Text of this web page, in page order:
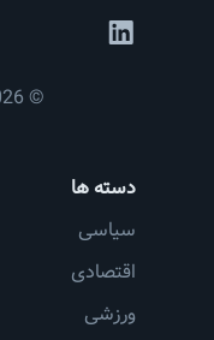
دسته ها
سیاسی
اقتصادی
ورزشی
© 2026 · Kahabar-Land